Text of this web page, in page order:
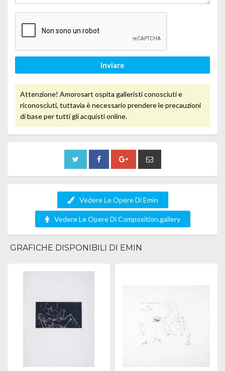
Inviare
Attenzione! Amorosart ospita galleristi conosciuti e
riconosciuti, tuttavia è necessario prendere le precauzioni
di base per tutti gli acquisti online.
Vedere Le Opere Di Emin
Vedere Le Opere Di Composition.gallery
GRAFICHE DISPONIBILI DI EMIN